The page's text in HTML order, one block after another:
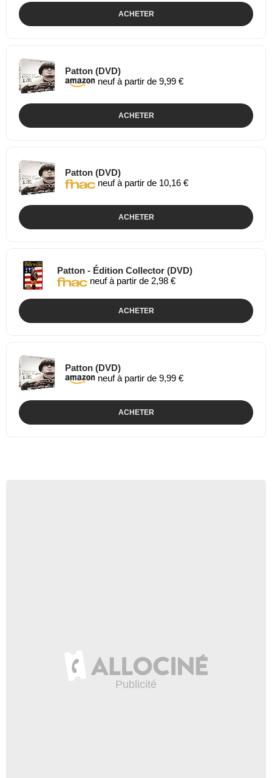
ACHETER
Patton (DVD)
neuf à partir de 9,99 €
ACHETER
Patton (DVD)
neuf à partir de 10,16 €
ACHETER
Patton - Édition Collector (DVD)
neuf à partir de 2,98 €
ACHETER
Patton (DVD)
neuf à partir de 9,99 €
ACHETER